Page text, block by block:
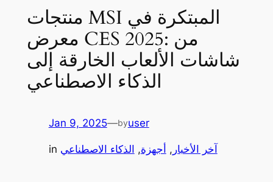
منتجات MSI المبتكرة في
معرض CES 2025: من
شاشات الألعاب الخارقة إلى
الذكاء الاصطناعي
Jan 9, 2025—byuser
in آخر الأخبار , أجهزة, الذكاء الاصطناعي